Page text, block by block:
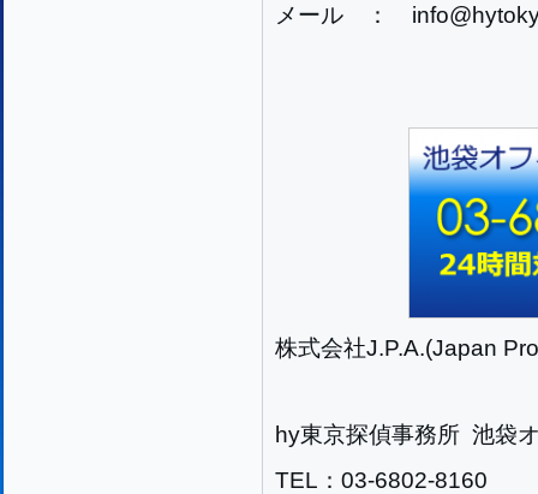
メール ：
株式会社J.P.A.(Japan
hy東京探偵事務所 池袋
TEL：03-6802-8160